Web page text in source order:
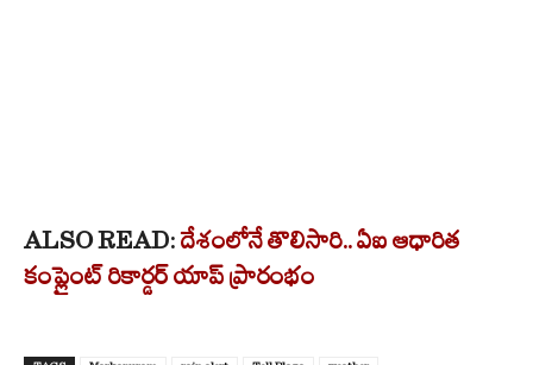
ALSO READ:దేశంలోనే తొలిసారి.. ఏఐ ఆధారిత
కంప్లైంట్ రికార్డర్ యాప్ ప్రారంభం